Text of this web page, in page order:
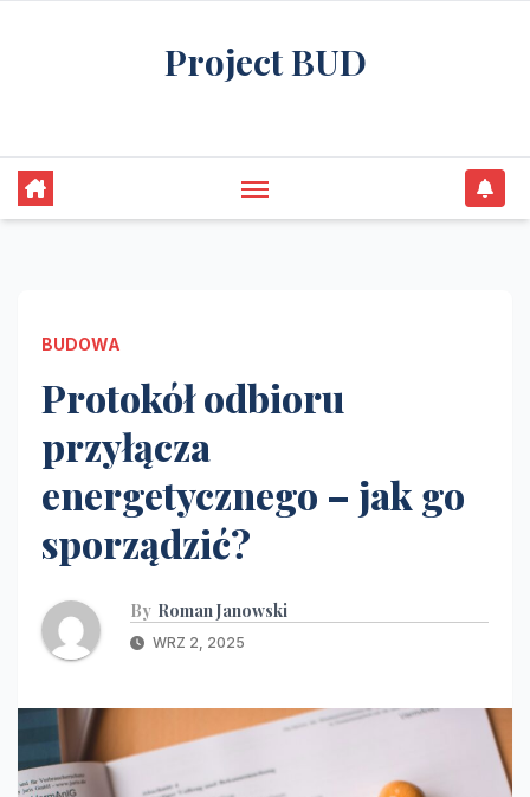
Project BUD
BUDOWA
Protokół odbioru
przyłącza
energetycznego – jak go
sporządzić?
By Roman Janowski
WRZ 2, 2025